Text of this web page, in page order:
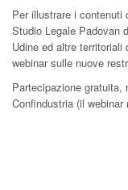
Per illustrare i contenuti
Studio Legale Padovan
Udine ed altre
webinar sulle nuove
Partecipazione
Confindustria (il webinar